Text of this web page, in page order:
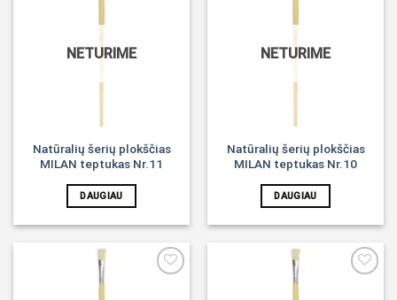
NETURIME
Natūralių šerių plokščias
MILAN teptukas Nr.11
DAUGIAU
NETURIME
Natūralių šerių plokščias
MILAN teptukas Nr.10
DAUGIAU